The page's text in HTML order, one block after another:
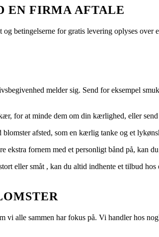
EN FIRMA AFTALE
betingelserne for gratis levering oplyses
melder sig. Send for eksempel
for at minde dem om din kærlighed, eller
afsted, som en kærlig tanke og et
fornem med et personligt bånd på, kan
eller småt , kan du altid indhente et tilbud
alle sammen har fokus på. Vi handler hos